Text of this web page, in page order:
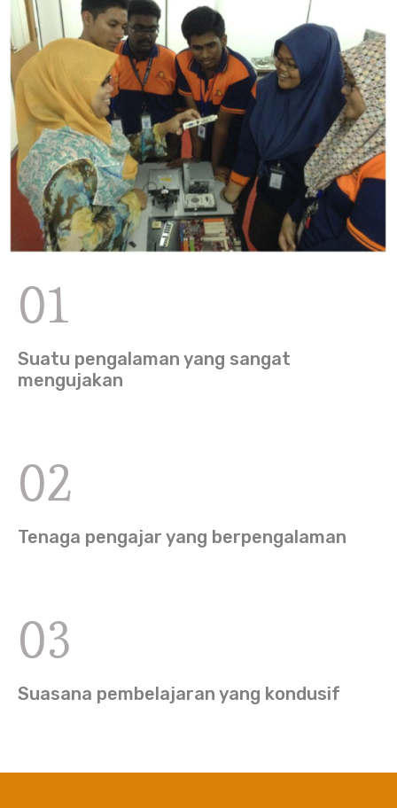
01
Suatu pengalaman yang sangat
mengujakan
02
Tenaga pengajar yang berpengalaman
03
Suasana pembelajaran yang kondusif